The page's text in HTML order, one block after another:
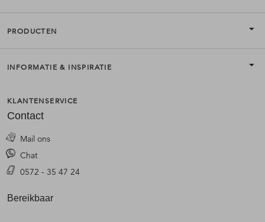
PRODUCTEN
INFORMATIE & INSPIRATIE
KLANTENSERVICE
Contact
Mail ons
Chat
0572 - 35 47 24
Bereikbaar